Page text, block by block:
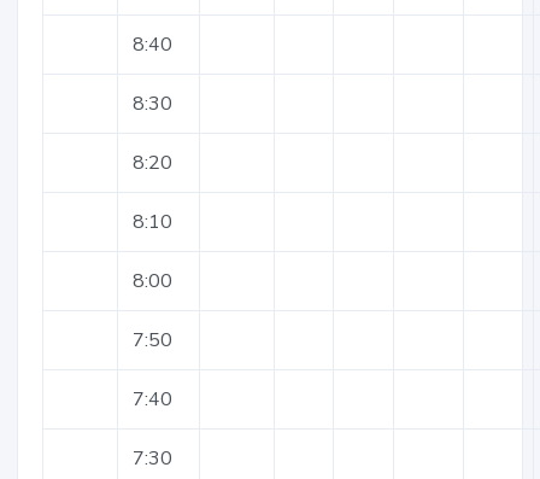
8:40
8:30
8:20
8:10
8:00
7:50
7:40
7:30